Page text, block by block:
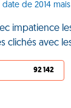
date de 2014
impatience
clichés avec
92 142